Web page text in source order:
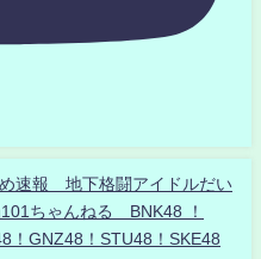
速報 地下格闘アイドルだい
ちゃんねる BNK48 ！
！GNZ48！STU48！SKE48